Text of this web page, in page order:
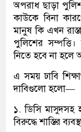
অপরাধ ছাড়া
কাউকে বিনা
মানুষ কি এখন
পুলিশের সম্পত্তি।
নিতে হবে না হলে
এ সময় ঢাবি
দাবিগুলো হলো—
১. ডিসি মাসুদসহ
বিরুদ্ধে শাস্তির